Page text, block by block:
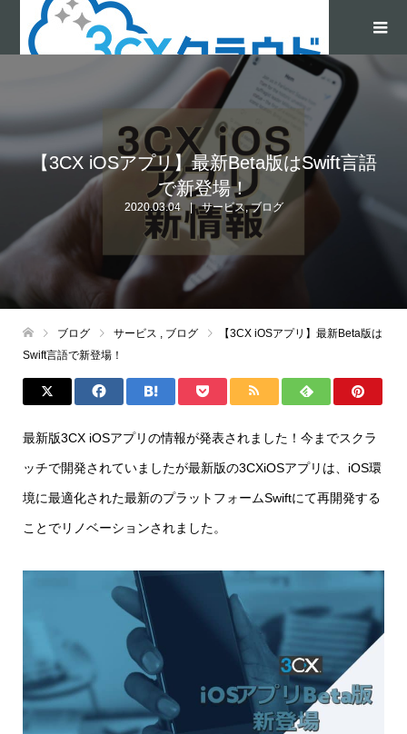
【3CX iOSアプリ】最新Beta版はSwift言語
で新登場！
2020.03.04 サービス,ブログ
ブログ サービス ブログ
【3CX iOSアプリ】最新Beta版は
Swift言語で新登場！
最新版3CX iOSアプリの情報が発表されました！今までスクラ
ッチで開発されていましたが最新版の3CXiOSアプリは、iOS環
境に最適化された最新のプラットフォームSwiftにて再開発する
ことでリノベーションされました。